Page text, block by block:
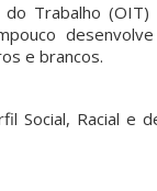
Trabalho
e brancos.
Social, Racial e